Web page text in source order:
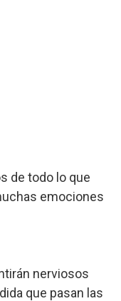
de todo lo que
emociones
nerviosos
que pasan las